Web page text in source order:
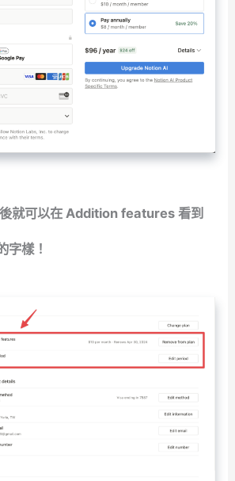
就可以在 Addition features 看到
字樣！